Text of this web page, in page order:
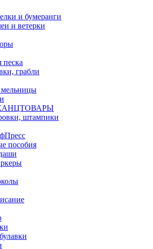
и бумеранги
и ветерки
грабли
штампики
пособия